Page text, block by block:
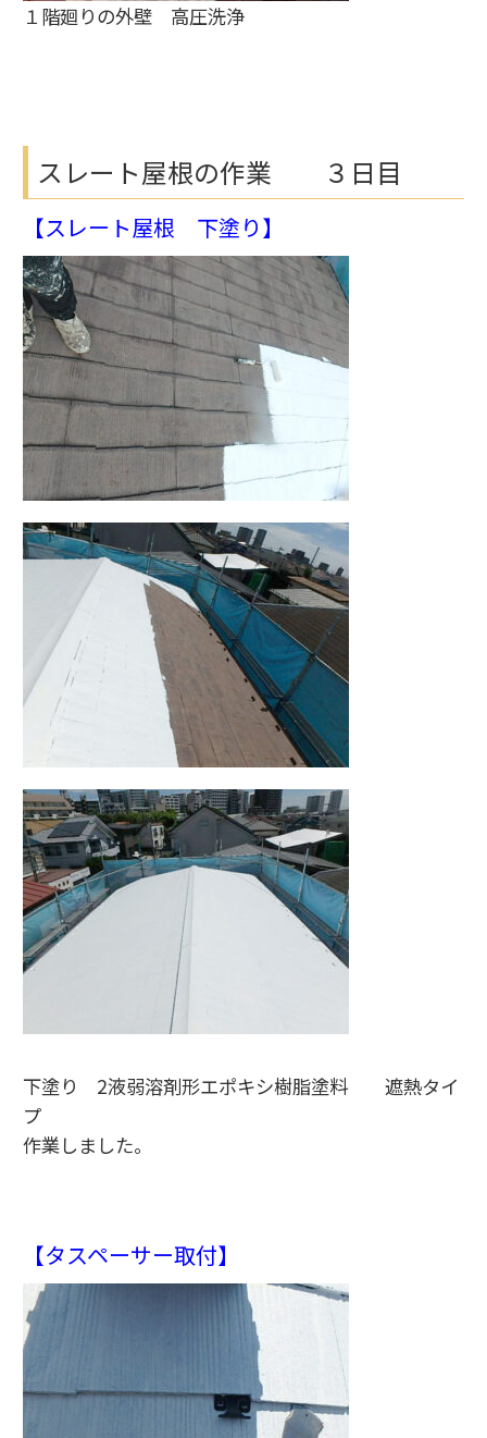
１階廻りの外壁 高圧洗浄
スレート屋根の作業 ３日目
【スレート屋根 下塗り】
下塗り 2液弱溶剤形エポキシ樹脂塗料 遮熱タイ
プ
作業しました。
【タスペーサー取付】